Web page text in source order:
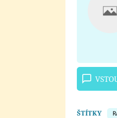
ŠTÍTKY